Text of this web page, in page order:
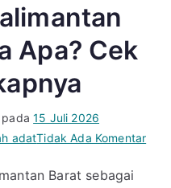
Apa? Cek
pada15 Juli 2026
adatTidak Ada Komentar
Barat sebagai